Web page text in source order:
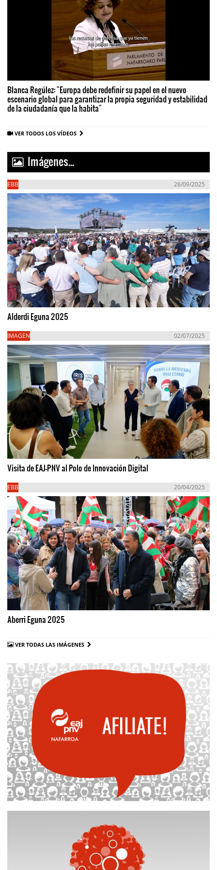
Blanca Regúlez: "Europa debe redefinir su papel en el nuevo
escenario global para garantizar la propia seguridad y estabilidad
de la ciudadanía que la habita"
VER TODOS LOS VÍDEOS
Imágenes...
EBB 26/09/2025
Alderdi Eguna 2025
IMAGEN 02/07/2025
Visita de EAJ-PNV al Polo de Innovación Digital
EBB 20/04/2025
Aberri Eguna 2025
VER TODAS LAS IMÁGENES